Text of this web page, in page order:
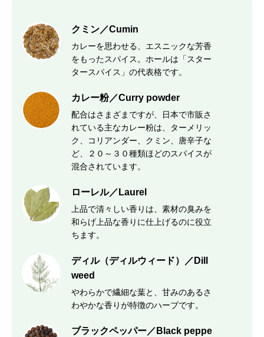
クミン／Cumin
カレーを思わせる、エスニックな芳香
をもったスパイス。ホールは「スター
タースパイス」の代表格です。
カレー粉／Curry powder
配合はさまざまですが、日本で市販さ
れている主なカレー粉は、ターメリッ
ク、コリアンダー、クミン、唐辛子な
ど、２０～３０種類ほどのスパイスが
混合されています。
ローレル／Laurel
上品で清々しい香りは、素材の臭みを
和らげ上品な香りに仕上げるのに役立
ちます。
ディル（ディルウィード）／Dill
weed
やわらかで繊細な葉と、甘みのあるさ
わやかな香りが特徴のハーブです。
ブラックペッパー／Black peppe